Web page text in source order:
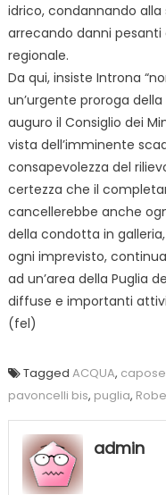
idrico, condannando alla
arrecando danni
regionale.
Da qui, insiste Introna
un’urgente proroga
auguro il Consiglio dei
vista dell’imminente
consapevolezza del
certezza che il
cancellerebbe anche
della condotta in
ogni imprevisto,
ad un’area della Puglia
diffuse e importanti
(fel)
Tagged ACQUA,
pavoncelli bis, puglia,
admin